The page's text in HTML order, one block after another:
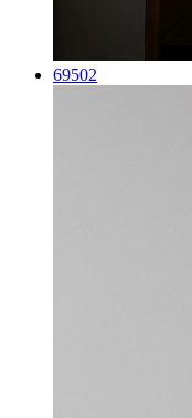
69502